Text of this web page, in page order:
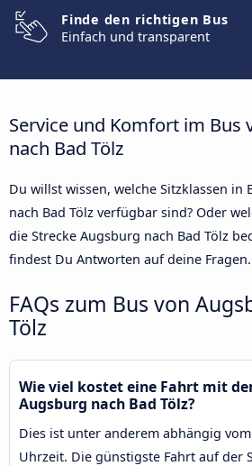
Finde den richtigen Bus
Einfach und transparent
Service und Komfort im Bus
nach Bad Tölz
Du willst wissen, welche Sitzklassen in
nach Bad Tölz verfügbar sind? Oder
die Strecke Augsburg nach Bad Tölz
findest Du Antworten auf deine Fragen.
FAQs zum Bus von
Tölz
Wie viel kostet eine Fahrt mit
Augsburg nach Bad Tölz?
Dies ist unter anderem abhängig
Uhrzeit. Die günstigste Fahrt auf der